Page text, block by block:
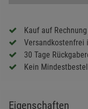
Kauf auf Rechnung
Versandkostenfrei
30 Tage
Kein
Eigenschaften